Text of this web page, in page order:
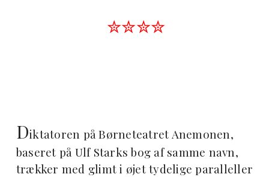
✮✮✮✮
Diktatoren på Børneteatret Anemonen,
baseret på Ulf Starks bog af samme navn,
trækker med glimt i øjet tydelige paralleller